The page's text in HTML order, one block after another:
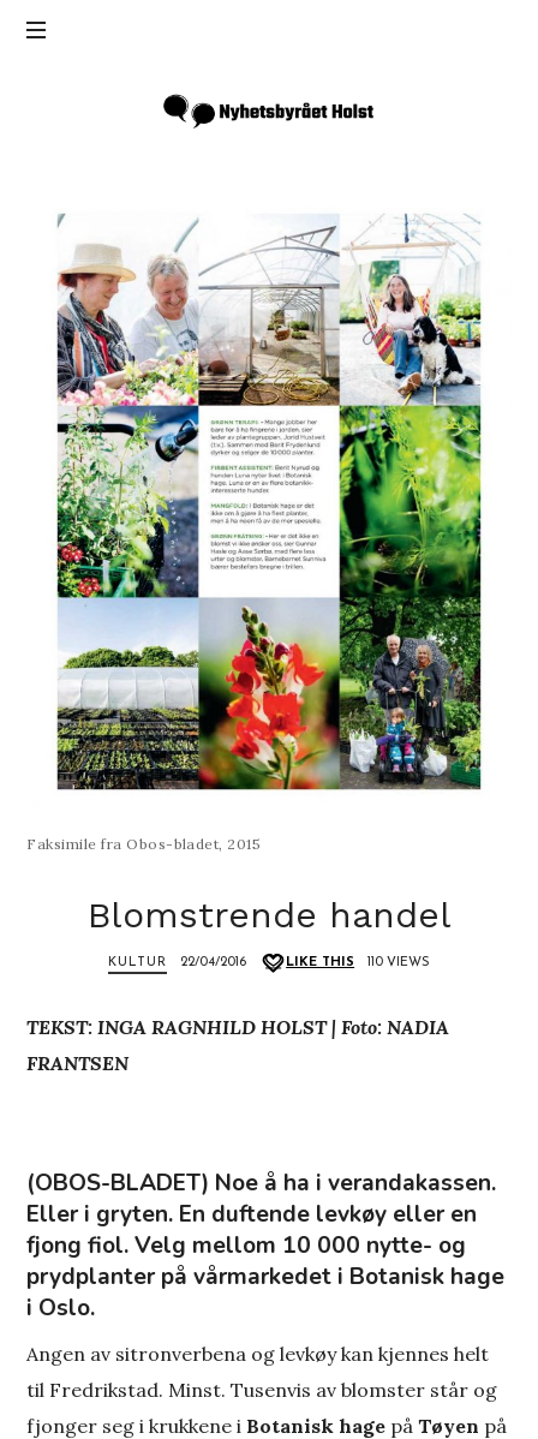
Inga
Holst
Faksimile fra Obos-bladet, 2015
Blomstrende handel
KULTUR 22/04/2016 LIKE THIS 110 VIEWS
TEKST: INGA RAGNHILD HOLST | Foto: NADIA
FRANTSEN
(OBOS-BLADET) Noe å ha i verandakassen.
Eller i gryten. En duftende levkøy eller en
fjong fiol. Velg mellom 10 000 nytte- og
prydplanter på vårmarkedet i Botanisk hage
i Oslo.
Angen av sitronverbena og levkøy kan kjennes helt
til Fredrikstad. Minst. Tusenvis av blomster står og
fjonger seg i krukkene i Botanisk hage på Tøyen på